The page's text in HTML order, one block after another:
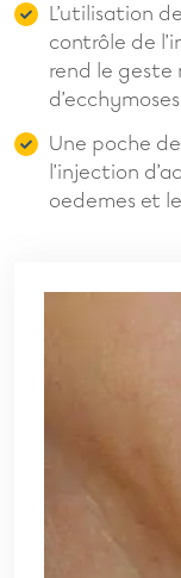
L’utilisation
contrôle de
rend le geste
Une poche
l’injection
oedemes et